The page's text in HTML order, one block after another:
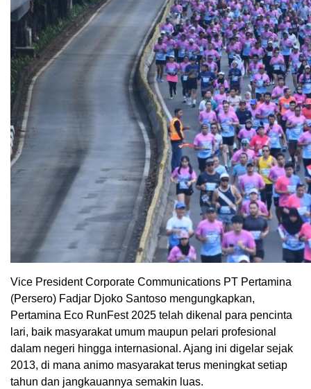
Vice President Corporate Communications PT Pertamina
(Persero) Fadjar Djoko Santoso mengungkapkan,
Pertamina Eco RunFest 2025 telah dikenal para pencinta
lari, baik masyarakat umum maupun pelari profesional
dalam negeri hingga internasional. Ajang ini digelar sejak
2013, di mana animo masyarakat terus meningkat setiap
tahun dan jangkauannya semakin luas.